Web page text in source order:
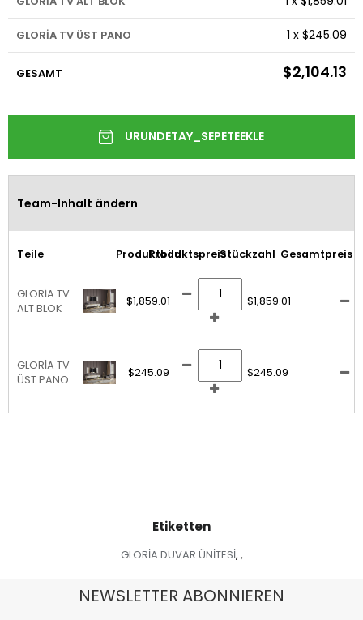
GLORİA TV ÜST PANO 1 x $245.09
GESAMT $2,104.13
Team-Inhalt ändern
Teile ProduktbildProduktspreisStückzahl Gesamtpreis
GLORİA TV
ALT BLOK
$1,859.01 $1,859.01
GLORİA TV
ÜST PANO
$245.09 $245.09
Etiketten
GLORİA DUVAR ÜNİTESİ, ,
NEWSLETTER ABONNIEREN